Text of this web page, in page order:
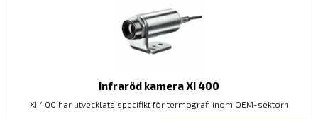
Infraröd kamera XI 400
XI 400 har utvecklats specifikt för termografi inom OEM-sektorn